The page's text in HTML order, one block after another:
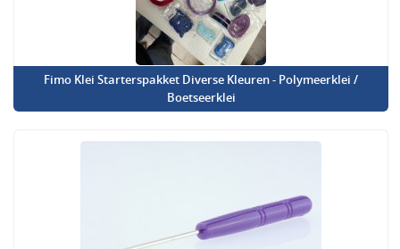
Fimo Klei Starterspakket Diverse Kleuren - Polymeerklei /
Boetseerklei